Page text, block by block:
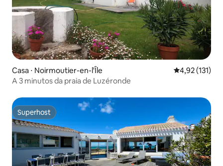
Casa ⋅ Noirmoutier-en-l'Île 4,92 de uma
4,92 (131)
A 3 minutos da praia de Luzéronde
Superhost
Superhost